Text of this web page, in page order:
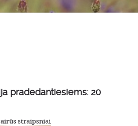
pradedantiesiems: 20
straipsniai